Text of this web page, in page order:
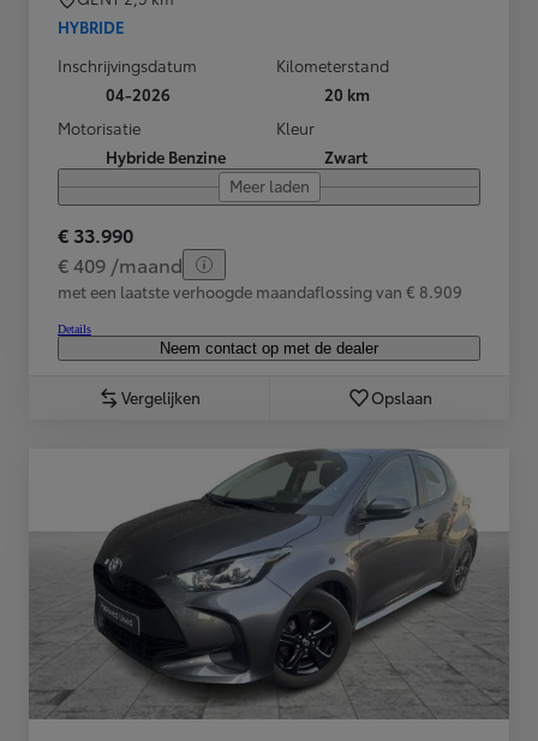
HYBRIDE
Inschrijvingsdatum
04-2026
Kilometerstand
20 km
Motorisatie
Hybride Benzine
Kleur
Zwart
Meer laden
€ 33.990
€ 409 /maand
met een laatste verhoogde maandaflossing van € 8.909
Details
Neem contact op met de dealer
Vergelijken Opslaan